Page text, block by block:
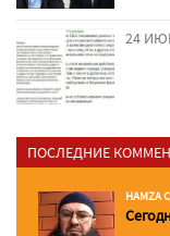
24
ПОСЛЕДНИЕ
HAMZA